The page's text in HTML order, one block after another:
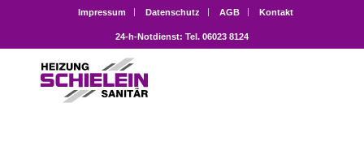
Impressum Datenschutz AGB Kontakt
24-h-Notdienst: Tel. 06023 8124